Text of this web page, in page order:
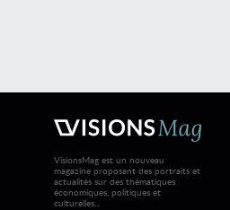
VisionsMag est un nouveau
magazine proposant des portraits et
actualités sur des thématiques
économiques, politiques et
culturelles...